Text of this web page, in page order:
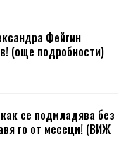
Фейгин
(още подробности)
се подмладява без
го от месеци! (ВИЖ